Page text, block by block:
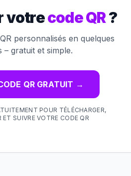
votrecode QR?
personnalisés en quelques
– gratuit et simple.
QR GRATUIT →
POUR TÉLÉCHARGER,
ET SUIVRE VOTRE CODE QR